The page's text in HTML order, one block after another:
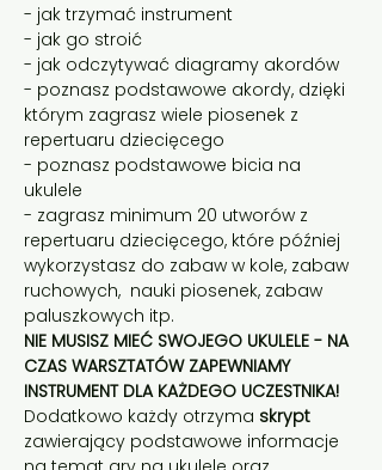
- jak trzymać instrument
- jak go stroić
- jak odczytywać diagramy akordów
- poznasz podstawowe akordy, dzięki
którym zagrasz wiele piosenek z
repertuaru dziecięcego
- poznasz podstawowe bicia na
ukulele
- zagrasz minimum 20 utworów z
repertuaru dziecięcego, które później
wykorzystasz do zabaw w kole, zabaw
ruchowych,  nauki piosenek, zabaw
paluszkowych itp.
NIE MUSISZ MIEĆ SWOJEGO UKULELE - NA
CZAS WARSZTATÓW ZAPEWNIAMY
INSTRUMENT DLA KAŻDEGO UCZESTNIKA!
Dodatkowo każdy otrzyma skrypt
zawierający podstawowe informacje